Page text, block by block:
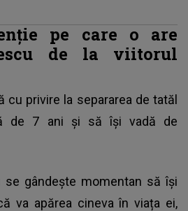
pe care o are
de la viitorul
privire la separarea de tatăl
de 7 ani și să își vadă de
gândește momentan să își
va apărea cineva în viața ei,